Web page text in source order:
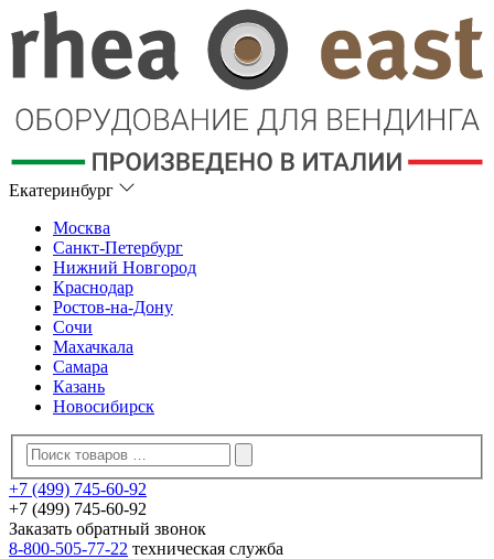
Екатеринбург
Москва
Санкт-Петербург
Нижний Новгород
Краснодар
Ростов-на-Дону
Сочи
Махачкала
Самара
Казань
Новосибирск
+7 (499) 745-60-92
+7 (499) 745-60-92
Заказать обратный звонок
8-800-505-77-22 техническая служба